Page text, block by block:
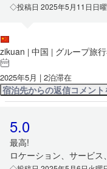
◇投稿日 2025年5月11日日
zikuan | 中国 | グループ旅
2025年5月 | 2泊滞在
宿泊先からの返信コメン
5.0
最高!
ロケーション、サービ